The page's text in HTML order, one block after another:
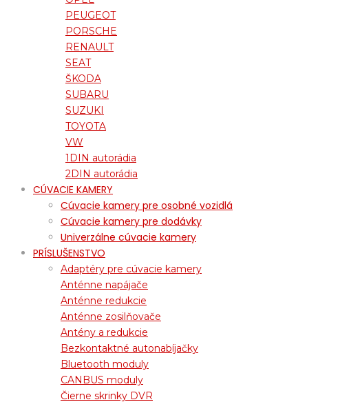
PEUGEOT
PORSCHE
RENAULT
SEAT
ŠKODA
SUBARU
SUZUKI
TOYOTA
VW
1DIN autorádia
2DIN autorádia
CÚVACIE KAMERY
Cúvacie kamery pre osobné vozidlá
Cúvacie kamery pre dodávky
Univerzálne cúvacie kamery
PRÍSLUŠENSTVO
Adaptéry pre cúvacie kamery
Anténne napájače
Anténne redukcie
Anténne zosilňovače
Antény a redukcie
Bezkontaktné autonabíjačky
Bluetooth moduly
CANBUS moduly
Čierne skrinky DVR